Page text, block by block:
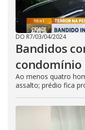
DO R7/03/04/2024
Bandidos
condomínio
Ao menos quatro
assalto; prédio fica